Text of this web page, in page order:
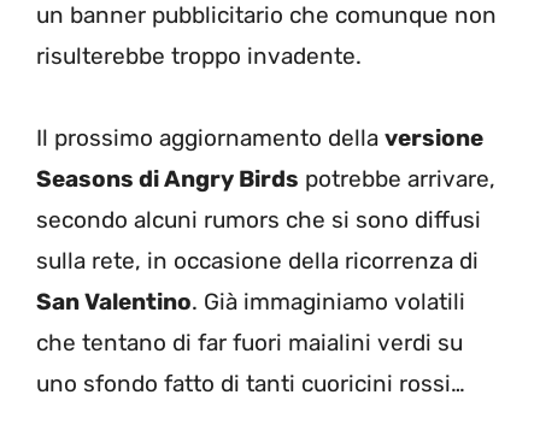
un banner pubblicitario che comunque non
risulterebbe troppo invadente.
Il prossimo aggiornamento della versione
Seasons di Angry Birds potrebbe arrivare,
secondo alcuni rumors che si sono diffusi
sulla rete, in occasione della ricorrenza di
San Valentino. Già immaginiamo volatili
che tentano di far fuori maialini verdi su
uno sfondo fatto di tanti cuoricini rossi…